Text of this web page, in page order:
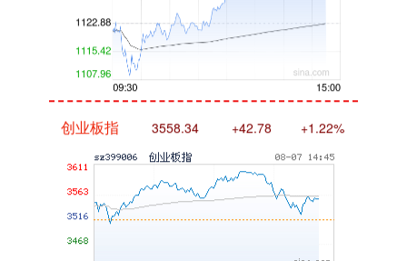
创业板指 3558.24 +42.68 +1.21%